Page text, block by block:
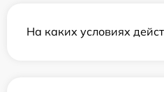
На каких условиях